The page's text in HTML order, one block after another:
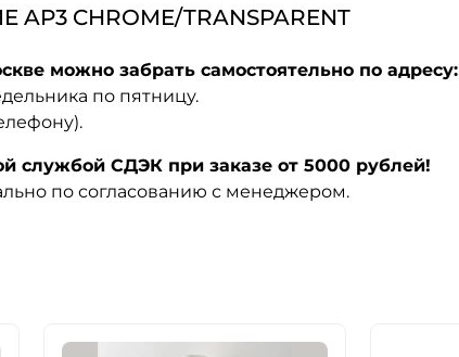
CHROME/TRANSPARENT
можно забрать самостоятельно по адресу:
по пятницу.
службой СДЭК при заказе от 5000 рублей!
по согласованию с менеджером.